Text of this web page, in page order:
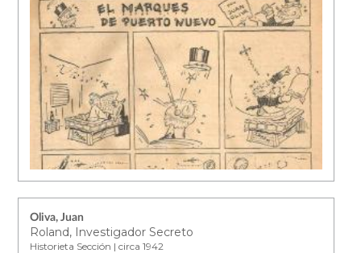
Oliva, Juan
Roland, Investigador Secreto
Historieta Sección | circa 1942